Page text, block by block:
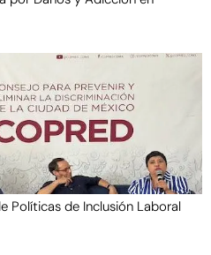
Políticas de Inclusión Laboral